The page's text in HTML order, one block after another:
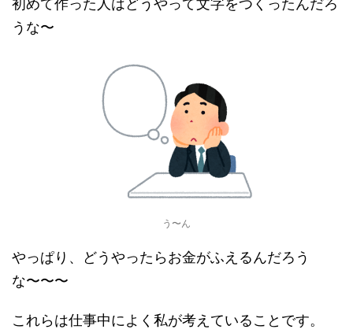
初めて作った人はどうやって文字をつくったんだろ
うな〜
う〜ん
やっぱり、どうやったらお金がふえるんだろう
な〜〜〜
これらは仕事中によく私が考えていることです。